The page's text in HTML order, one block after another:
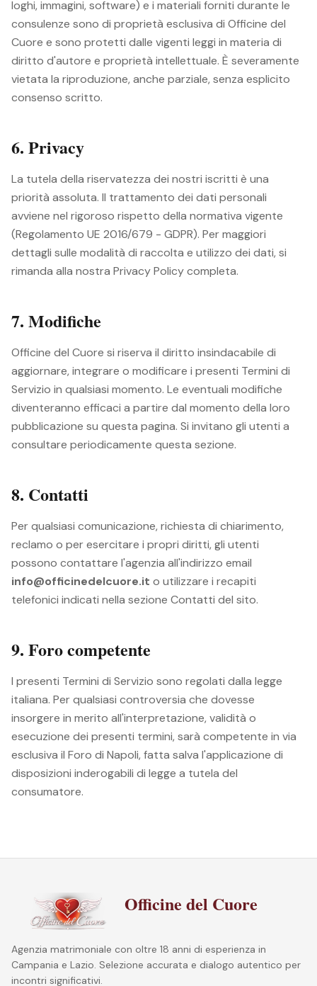
loghi, immagini, software) e i materiali forniti durante le
consulenze sono di proprietà esclusiva di Officine del
Cuore e sono protetti dalle vigenti leggi in materia di
diritto d'autore e proprietà intellettuale. È severamente
vietata la riproduzione, anche parziale, senza esplicito
consenso scritto.
6. Privacy
La tutela della riservatezza dei nostri iscritti è una
priorità assoluta. Il trattamento dei dati personali
avviene nel rigoroso rispetto della normativa vigente
(Regolamento UE 2016/679 - GDPR). Per maggiori
dettagli sulle modalità di raccolta e utilizzo dei dati, si
rimanda alla nostra Privacy Policy completa.
7. Modifiche
Officine del Cuore si riserva il diritto insindacabile di
aggiornare, integrare o modificare i presenti Termini di
Servizio in qualsiasi momento. Le eventuali modifiche
diventeranno efficaci a partire dal momento della loro
pubblicazione su questa pagina. Si invitano gli utenti a
consultare periodicamente questa sezione.
8. Contatti
Per qualsiasi comunicazione, richiesta di chiarimento,
reclamo o per esercitare i propri diritti, gli utenti
possono contattare l'agenzia all'indirizzo email
info@officinedelcuore.it o utilizzare i recapiti
telefonici indicati nella sezione Contatti del sito.
9. Foro competente
I presenti Termini di Servizio sono regolati dalla legge
italiana. Per qualsiasi controversia che dovesse
insorgere in merito all'interpretazione, validità o
esecuzione dei presenti termini, sarà competente in via
esclusiva il Foro di Napoli, fatta salva l'applicazione di
disposizioni inderogabili di legge a tutela del
consumatore.
Officine del Cuore
Agenzia matrimoniale con oltre 18 anni di esperienza in
Campania e Lazio. Selezione accurata e dialogo autentico per
incontri significativi.